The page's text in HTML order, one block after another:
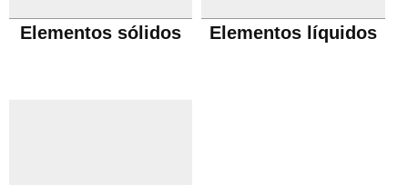
Elementos sólidos Elementos líquidos